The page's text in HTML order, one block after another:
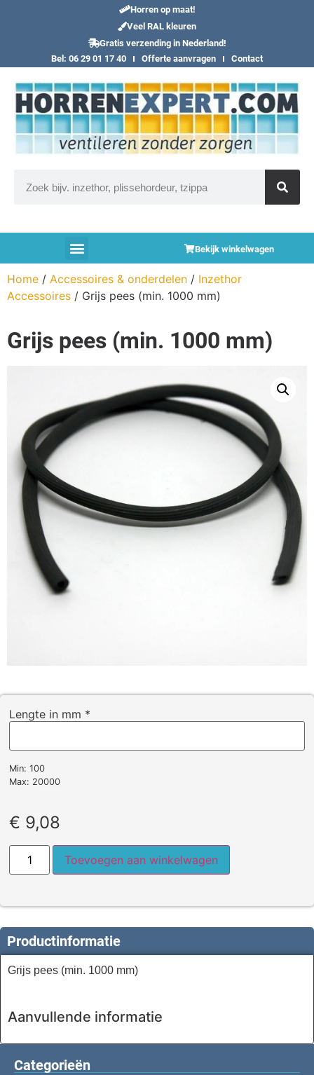
Horren op maat!
Veel RAL kleuren
Gratis verzending in Nederland!
Bel: 06 29 01 17 40
Offerte aanvragen Contact
Bekijk winkelwagen
Home / Accessoires & onderdelen / Inzethor
Accessoires / Grijs pees (min. 1000 mm)
Grijs pees (min. 1000 mm)
Lengte in mm *
Min: 100
Max: 20000
€ 9,08
Toevoegen aan winkelwagen
Productinformatie
Grijs pees (min. 1000 mm)
Aanvullende informatie
Categorieën​